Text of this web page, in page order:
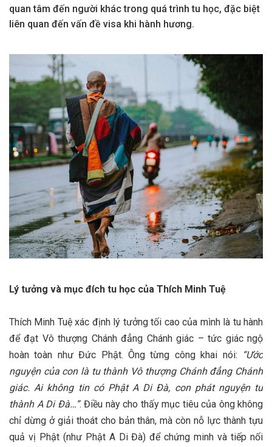
quan tâm đến người khác trong quá trình tu học, đặc biệt
liên quan đến vấn đề visa khi hành hương.
Lý tưởng và mục đích tu học của Thích Minh Tuệ
Thích Minh Tuệ xác định lý tưởng tối cao của mình là tu hành
để đạt Vô thượng Chánh đẳng Chánh giác – tức giác ngộ
hoàn toàn như Đức Phật. Ông từng công khai nói:
“Ước
nguyện của con là tu thành Vô thượng Chánh đẳng Chánh
giác. Ai không tin có Phật A Di Đà, con phát nguyện tu
thành A Di Đà…”​. Điều này cho thấy mục tiêu của ông không
chỉ dừng ở giải thoát cho bản thân, mà còn nỗ lực thành tựu
quả vị Phật (như Phật A Di Đà) để chứng minh và tiếp nối